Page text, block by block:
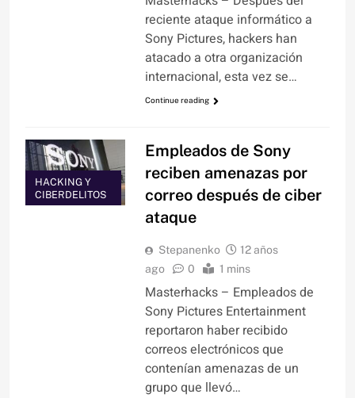
reciente ataque informático a
Sony Pictures, hackers han
atacado a otra organización
internacional, esta vez se…
Continue reading
HACKING Y
CIBERDELITOS
Empleados de Sony
reciben amenazas por
correo después de ciber
ataque
Stepanenko
12 años
ago
0 1 mins
Masterhacks – Empleados de
Sony Pictures Entertainment
reportaron haber recibido
correos electrónicos que
contenían amenazas de un
grupo que llevó…